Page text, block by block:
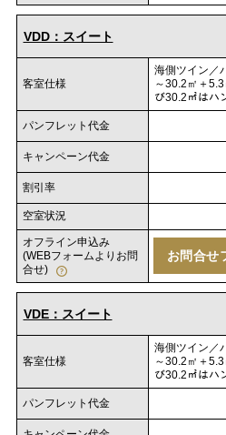
VDD：スイート
客室仕様
海側ツイン／
～30.2㎡＋
び30.2㎡はハ
パンフレット代金
キャンペーン代金
割引率
空室状況
オフライン申込み
(WEBフォームよりお問
合せ)
お問合せ
VDE：スイート
客室仕様
海側ツイン／
～30.2㎡＋
び30.2㎡はハ
パンフレット代金